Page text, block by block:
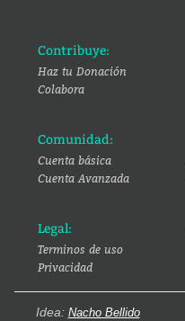
Contribuye:
Haz tu Donación
Colabora
Comunidad:
Cuenta básica
Cuenta Avanzada
Legal:
Terminos de uso
Privacidad
Idea: Nacho Bellido